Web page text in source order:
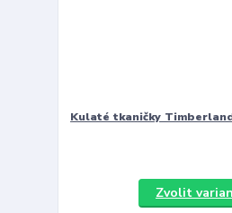
Kulaté tkaničky
Zvolit